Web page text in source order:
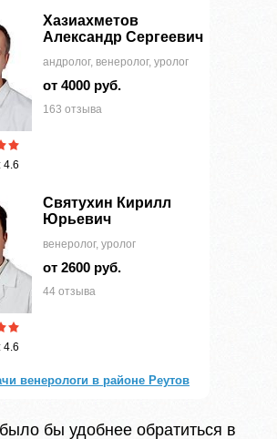
4.6
Хазиахметов
Александр Сергеевич
андролог, венеролог, уролог
от 4000 руб.
163 отзыва
4.6
Святухин Кирилл
Юрьевич
венеролог, уролог
от 2600 руб.
44 отзыва
венерологи в районе Реутов
бы удобнее обратиться в